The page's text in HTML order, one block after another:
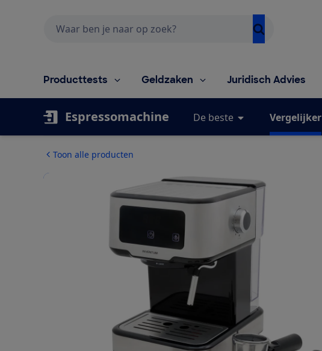
Producttests Geldzaken Juridisch Advies
Espressomachine De beste Vergelijker
Toon alle producten